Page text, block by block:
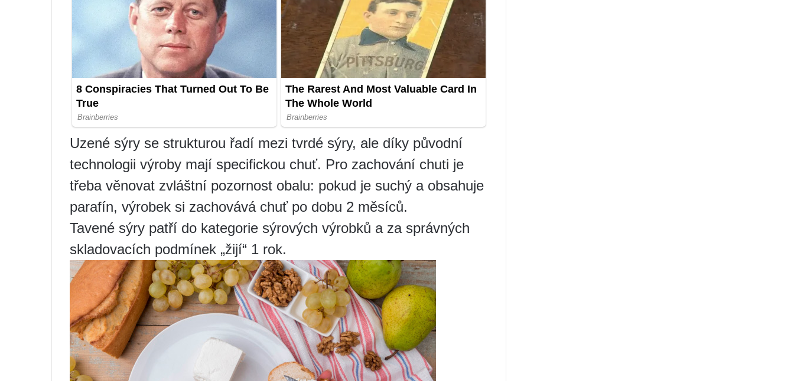
Uzené sýry se strukturou řadí mezi tvrdé sýry, ale díky původní
technologii výroby mají specifickou chuť. Pro zachování chuti je
třeba věnovat zvláštní pozornost obalu: pokud je suchý a obsahuje
parafín, výrobek si zachovává chuť po dobu 2 měsíců.
Tavené sýry patří do kategorie sýrových výrobků a za správných
skladovacích podmínek „žijí“ 1 rok.